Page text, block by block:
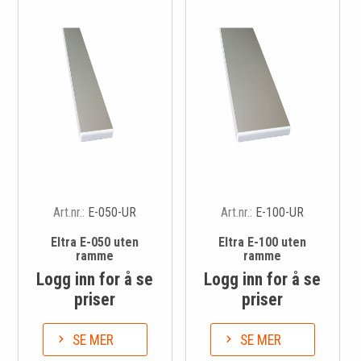
Art.nr.: E-050-UR
Eltra E-050 uten
ramme
Logg inn for å se
priser
SE MER
Art.nr.: E-100-UR
Eltra E-100 uten
ramme
Logg inn for å se
priser
SE MER